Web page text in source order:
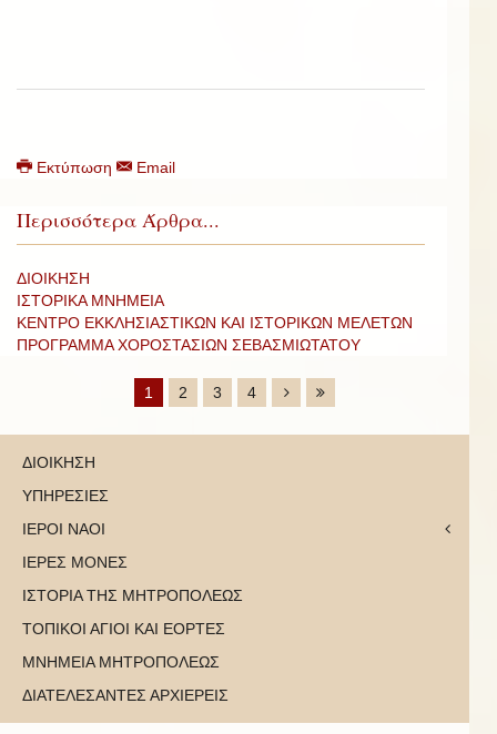
Εκτύπωση Email
Περισσότερα Άρθρα...
ΔΙΟΙΚΗΣΗ
ΙΣΤΟΡΙΚΑ ΜΝΗΜΕΙΑ
ΚΕΝΤΡΟ ΕΚΚΛΗΣΙΑΣΤΙΚΩΝ ΚΑΙ ΙΣΤΟΡΙΚΩΝ ΜΕΛΕΤΩΝ
ΠΡΟΓΡΑΜΜΑ ΧΟΡΟΣΤΑΣΙΩΝ ΣΕΒΑΣΜΙΩΤΑΤΟΥ
1 2 3 4
ΔΙΟΙΚΗΣΗ
ΥΠΗΡΕΣΙΕΣ
ΙΕΡΟΙ ΝΑΟΙ
ΙΕΡΕΣ ΜΟΝΕΣ
ΙΣΤΟΡΙΑ ΤΗΣ ΜΗΤΡΟΠΟΛΕΩΣ
ΤΟΠΙΚΟΙ ΑΓΙΟΙ ΚΑΙ ΕΟΡΤΕΣ
ΜΝΗΜΕΙΑ ΜΗΤΡΟΠΟΛΕΩΣ
ΔΙΑΤΕΛΕΣΑΝΤΕΣ ΑΡΧΙΕΡΕΙΣ